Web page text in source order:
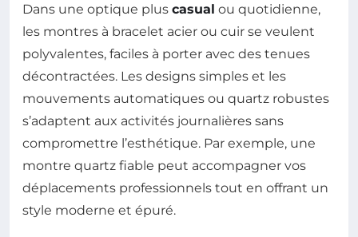
Dans une optique plus casual ou quotidienne,
les montres à bracelet acier ou cuir se veulent
polyvalentes, faciles à porter avec des tenues
décontractées. Les designs simples et les
mouvements automatiques ou quartz robustes
s’adaptent aux activités journalières sans
compromettre l’esthétique. Par exemple, une
montre quartz fiable peut accompagner vos
déplacements professionnels tout en offrant un
style moderne et épuré.